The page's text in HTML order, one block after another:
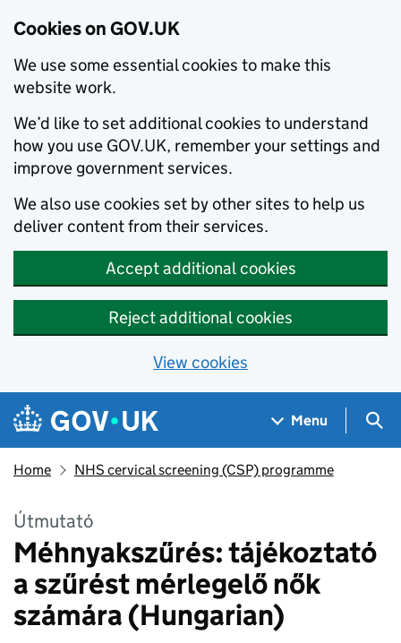
Cookies on GOV.UK
We use some essential cookies to make this
website work.
We’d like to set additional cookies to understand
how you use GOV.UK, remember your settings and
improve government services.
We also use cookies set by other sites to help us
deliver content from their services.
Accept additional cookies
Reject additional cookies
View cookies
Skip to main content
Navigation menu
Menu
Home NHS cervical screening (CSP) programme
Útmutató
Méhnyakszűrés: tájékoztató
a szűrést mérlegelő nők
számára (Hungarian)